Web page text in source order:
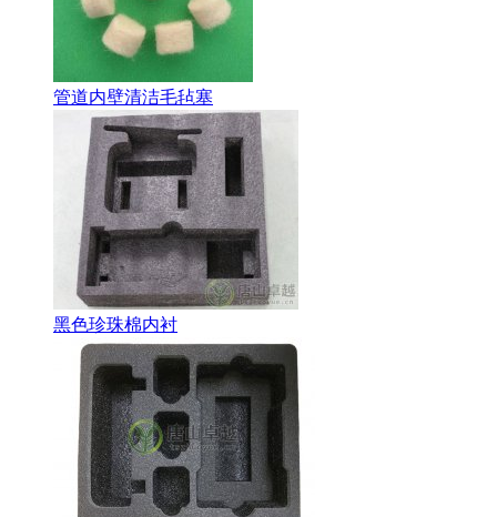
管道内壁清洁毛毡塞
黑色珍珠棉内衬